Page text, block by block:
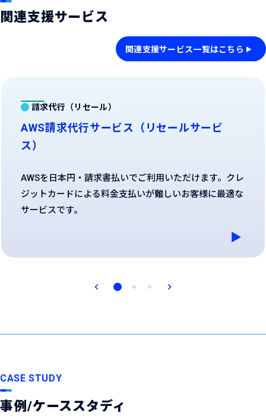
関連支援サービス
関連支援サービス一覧はこちら
請求代行（リセール）
AWS請求代行サービス（リセールサービ
ス）
AWSを日本円・請求書払いでご利用いただけます。クレ
ジットカードによる料金支払いが難しいお客様に最適な
サービスです。
CASE STUDY
事例/ケーススタディ